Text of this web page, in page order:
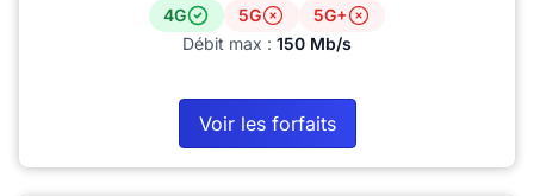
4G 5G
5G+
Débit max : 150 Mb/s
Voir les forfaits